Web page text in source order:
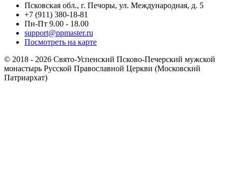
Псковская обл., г. Печоры, ул. Международная, д. 5
+7 (911) 380-18-81
Пн-Пт 9.00 - 18.00
support@ppmaster.ru
Посмотреть на карте
© 2018 - 2026 Свято-Успенский Псково-Печерский мужской
монастырь Русской Православной Церкви (Московский
Патриархат)